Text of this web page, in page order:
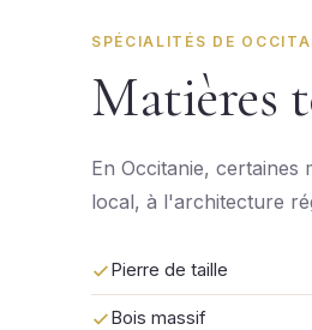
SPÉCIALITÉS DE
Matières
En Occitanie, certaines
local, à l'architecture
Pierre de taille
Bois massif